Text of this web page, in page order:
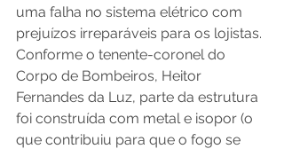
uma falha no sistema elétrico com
prejuízos irreparáveis para os lojistas.
Conforme o tenente-coronel do
Corpo de Bombeiros, Heitor
Fernandes da Luz, parte da estrutura
foi construída com metal e isopor (o
que contribuiu para que o fogo se